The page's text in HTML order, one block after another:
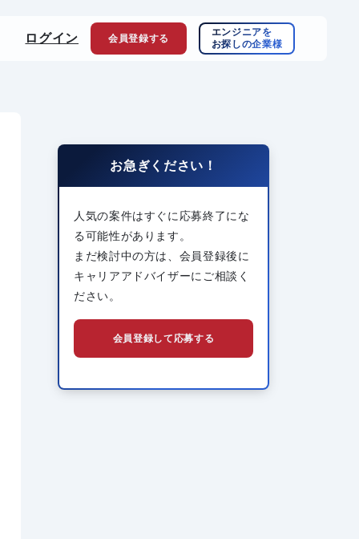
ログイン 会員登録する
エンジニアを
お探しの企業様
お急ぎください！
人気の案件はすぐに応募終了にな
る可能性があります。
まだ検討中の方は、会員登録後に
キャリアアドバイザーにご相談く
ださい。
会員登録して応募する